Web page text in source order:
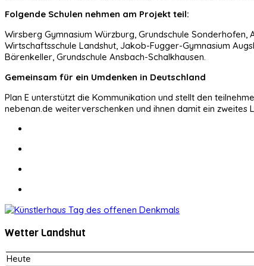
Folgende Schulen nehmen am Projekt teil:
Wirsberg Gymnasium Würzburg, Grundschule
Wirtschaftsschule Landshut, Jakob-Fugger-Gymnasium
Bärenkeller, Grundschule Ansbach-Schalkhausen.
Gemeinsam für ein Umdenken in Deutschland
Plan E unterstützt die Kommunikation und stellt den
nebenan.de weiterverschenken und ihnen damit ein zweites
Wetter Landshut
Heute